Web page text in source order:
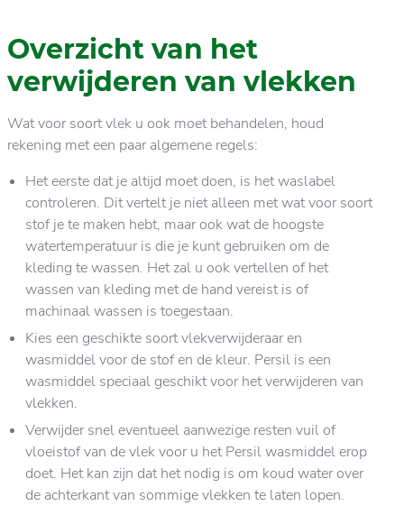
Overzicht van het
verwijderen van vlekken
Wat voor soort vlek u ook moet behandelen, houd
rekening met een paar algemene regels:
Het eerste dat je altijd moet doen, is het waslabel
controleren. Dit vertelt je niet alleen met wat voor soort
stof je te maken hebt, maar ook wat de hoogste
watertemperatuur is die je kunt gebruiken om de
kleding te wassen. Het zal u ook vertellen of het
wassen van kleding met de hand vereist is of
machinaal wassen is toegestaan.
Kies een geschikte soort vlekverwijderaar en
wasmiddel voor de stof en de kleur. Persil is een
wasmiddel speciaal geschikt voor het verwijderen van
vlekken.
Verwijder snel eventueel aanwezige resten vuil of
vloeistof van de vlek voor u het Persil wasmiddel erop
doet. Het kan zijn dat het nodig is om koud water over
de achterkant van sommige vlekken te laten lopen.